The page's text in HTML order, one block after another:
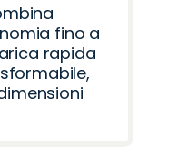
fino a
rapida